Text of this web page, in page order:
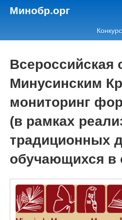
Минобр.орг
Всероссийская
Минусинским
мониторинг
(в рамках
традиционных
обучающихся в